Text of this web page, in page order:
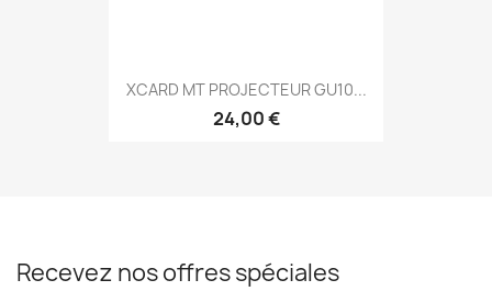
XCARD MT PROJECTEUR GU10...
24,00 €
Recevez nos offres spéciales